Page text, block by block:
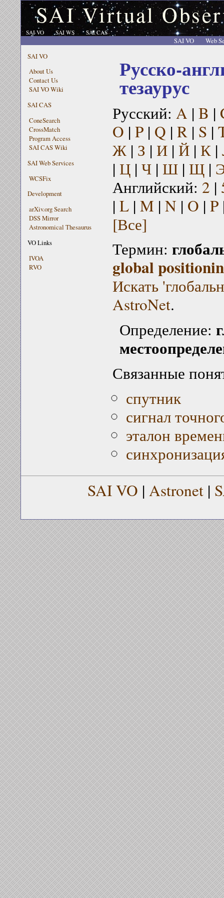
SAI Virtual
SAI VO SAI WS SAI CAS
SAI VO
Web
SAI VO
About Us
Contact Us
SAI VO Wiki
SAI CAS
ConeSearch
CrossMatch
Program Access
SAI CAS Wiki
SAI Web Services
WCSFix
Development
arXiv.org Search
DSS Mirror
Astronomical Thesaurus
VO Links
IVOA
RVO
Русско-
тезаурус
Русский: A | B |
O | P| Q | R| S |
Ж| З | И| Й| К|
| Ц| Ч| Ш| Щ|
Английский: 2 |
| L| M | N | O | P
[Все]
Термин:
global
Искать
AstroNet.
Определение:
Связанные
спутник
сигнал
эталон
SAI VO | Astronet |